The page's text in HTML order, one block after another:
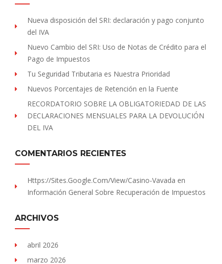
Nueva disposición del SRI: declaración y pago conjunto
del IVA
Nuevo Cambio del SRI: Uso de Notas de Crédito para el
Pago de Impuestos
Tu Seguridad Tributaria es Nuestra Prioridad
Nuevos Porcentajes de Retención en la Fuente
RECORDATORIO SOBRE LA OBLIGATORIEDAD DE LAS
DECLARACIONES MENSUALES PARA LA DEVOLUCIÓN
DEL IVA
COMENTARIOS RECIENTES
Https://sites.Google.com/view/Casino-Vavada en
Información General Sobre Recuperación de Impuestos
ARCHIVOS
abril 2026
marzo 2026